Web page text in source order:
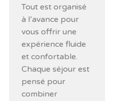
Tout est organisé
à l’avance pour
vous offrir une
expérience fluide
et confortable.
Chaque séjour est
pensé pour
combiner